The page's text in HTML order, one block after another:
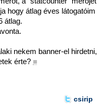
hogy átlag éves látogatóim
átlag.
nekem banner-el hirdetni,
érte? ■
csirip